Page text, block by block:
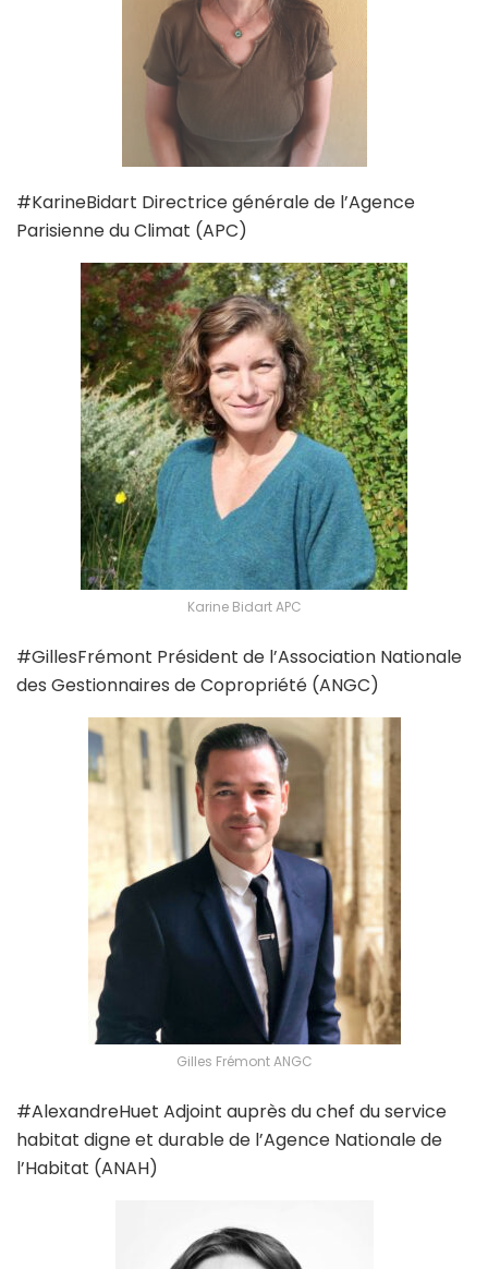
#KarineBidart Directrice générale de l’Agence
Parisienne du Climat (APC)
Karine Bidart APC
#GillesFrémont Président de l’Association Nationale
des Gestionnaires de Copropriété (ANGC)
Gilles Frémont ANGC
#AlexandreHuet Adjoint auprès du chef du service
habitat digne et durable de l’Agence Nationale de
l’Habitat (ANAH)